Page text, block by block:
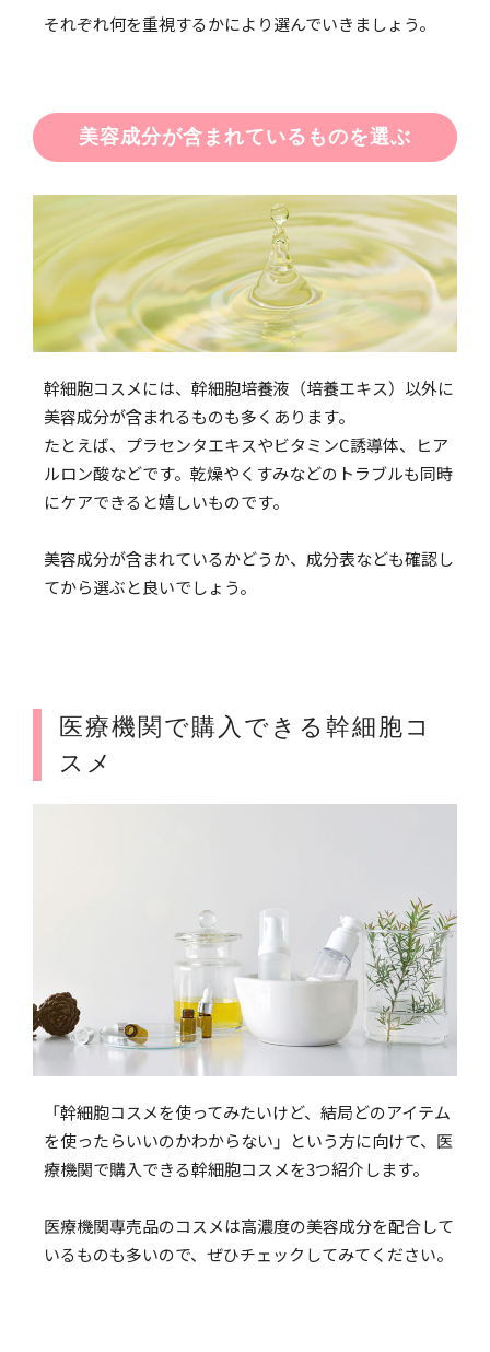
それぞれ何を重視するかにより選んでいきましょう。
美容成分が含まれているものを選ぶ
幹細胞コスメには、幹細胞培養液（培養エキス）以外に
美容成分が含まれるものも多くあります。
たとえば、プラセンタエキスやビタミンC誘導体、ヒア
ルロン酸などです。乾燥やくすみなどのトラブルも同時
にケアできると嬉しいものです。
美容成分が含まれているかどうか、成分表なども確認し
てから選ぶと良いでしょう。
医療機関で購入できる幹細胞コ
スメ
「幹細胞コスメを使ってみたいけど、結局どのアイテム
を使ったらいいのかわからない」という方に向けて、医
療機関で購入できる幹細胞コスメを3つ紹介します。
医療機関専売品のコスメは高濃度の美容成分を配合して
いるものも多いので、ぜひチェックしてみてください。